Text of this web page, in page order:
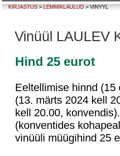
KIRJASTUS>LEMMIKLAULUD> VINYYL
Vinüül LAULEV
Hind 25 eurot
Eeltellimise hinnd (15
(13. märts 2024 kell
kell 20.00,
(konventides
vinüüli müügihind 25